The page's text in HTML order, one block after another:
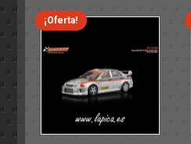
14,30€.11,25€.
¡Oferta!